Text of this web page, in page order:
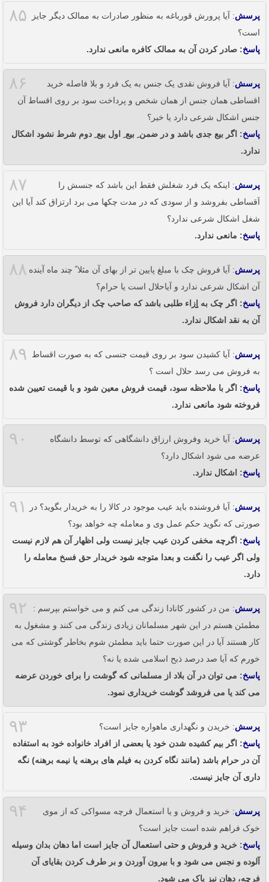
۸۵ پرسش: آیا پرورش قورباغه به منظور صادرات به ممالک دیگر جایز
است؟
پاسخ: صادر کردن آن به ممالک کافره مانعی ندارد.
۸۶ پرسش: آیا فروش نقدی یک جنس به یک فرد و بلا فاصله خرید
اقساطی همان جنس از همان شخص و پرداخت سود بر روی اقساط آن
جنس اشکال شرعی دارد یا خیر؟
پاسخ: اگر بیع جدی باشد و در ضمن ِ بیع ِ اول بیع ِ دوم شرط نشود اشکال
ندارد.
۸۷ پرسش: اینکه یک فرد شغلش فقط این باشد که جنسش را
اَقساطی بفروشد و از سودی که در مدت چکها می برد ارتزاق کند آیا این
شغل اشکال شرعی ندارد؟
پاسخ: مانعی ندارد.
۸۸ پرسش: آیا فروش چک با مبلغ پایین تر از بهای آن مثلا ً چند ماه آینده
آن اشکال شرعی ندارد و آیاحلال است یا حرام؟
پاسخ: اگر چک به اِِِِِِِِِِِزاء طلبی باشد که صاحب چک از دیگران دارد فروش
آن به نقد اشکال ندارد.
۸۹ پرسش: آیا کشیدن سود بر روی قیمت جنسی که به صورت اقساط
به فروش می رسد حلال است ؟
پاسخ: اگر با ملاحظه سود، قیمت فروش معین شود و با قیمت تعیین شده
فروخته شود مانعی ندارد.
۹۰ پرسش: آیا خرید وفروش ارزاق دانشگاهی که توسط دانشگاه
عرضه می شود اشکال دارد؟
پاسخ: اشکال ندارد.
۹۱ پرسش: آیا فروشنده باید عیب موجود در کالا را به خریدار بگوید؟ در
صورتی که نگوید حکم عمل وی و معامله چه خواهد بود؟
پاسخ: اگرچه مخفی کردن عیب جایز نیست ولی اظهار آن هم لازم نیست
ولی اگر عیب را نگفت و بعدا متوجه شود خریدار حق فسخ معامله را
دارد.
۹۲ پرسش: من در کشور کانادا زندگی می کنم و می خواستم بپرسم :
مطمئن هستم در این شهر مسلمانان زیادی زندگی می کنند و مشغول به
کار هستند آیا در این صورت حتما باید مطمئن شوم بخاطر گوشتی که می
خورم که آیا صد درصد ذبح اسلامی شده یا نه؟
پاسخ: می توان در آن بلاد از مسلمانی که گوشت را برای خوردن عرضه
می کند یا می فروشد گوشت خریداری نمود.
۹۳ پرسش: خریدن و نگهداری ماهواره جایز است؟
پاسخ: اگر بیم کشیده شدن خود یا بعضی از افراد خانواده خود به استفاده
آن در حرام باشد (مانند نگاه کردن به فیلم های برهنه یا نیمه برهنه) نگه
داری آن جایز نیست.
۹۴ پرسش: خرید و فروش و یا استعمال فرچه مسواکی که از موی
خوک فراهم شده است جایز است؟
پاسخ: خرید و فروش و حتی استعمال آن جایز است اما دهان بدان وسیله
آلوده و نجس می شود و با بیرون آوردن و بر طرف کردن بقایای آن
فرچه، دهان نیز پاک می شود.